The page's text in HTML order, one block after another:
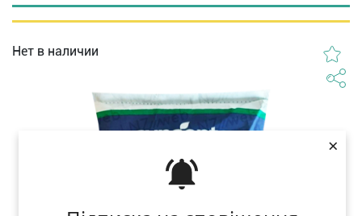
×
Нет в наличии